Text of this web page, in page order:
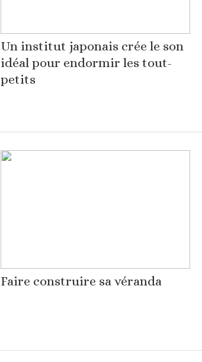
Un institut japonais crée le son
idéal pour endormir les tout-
petits
Faire construire sa véranda